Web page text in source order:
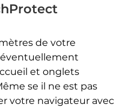
de votre
et onglets
se il ne est pas
votre navigateur avec